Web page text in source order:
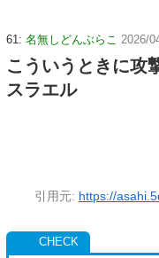
61: 名無しどんぶらこ 2026/
こういうときに攻
スラエル
引用元: https://